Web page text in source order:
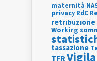
maternità
privacy RdC
retribuzione
Working
tassazione
TFR